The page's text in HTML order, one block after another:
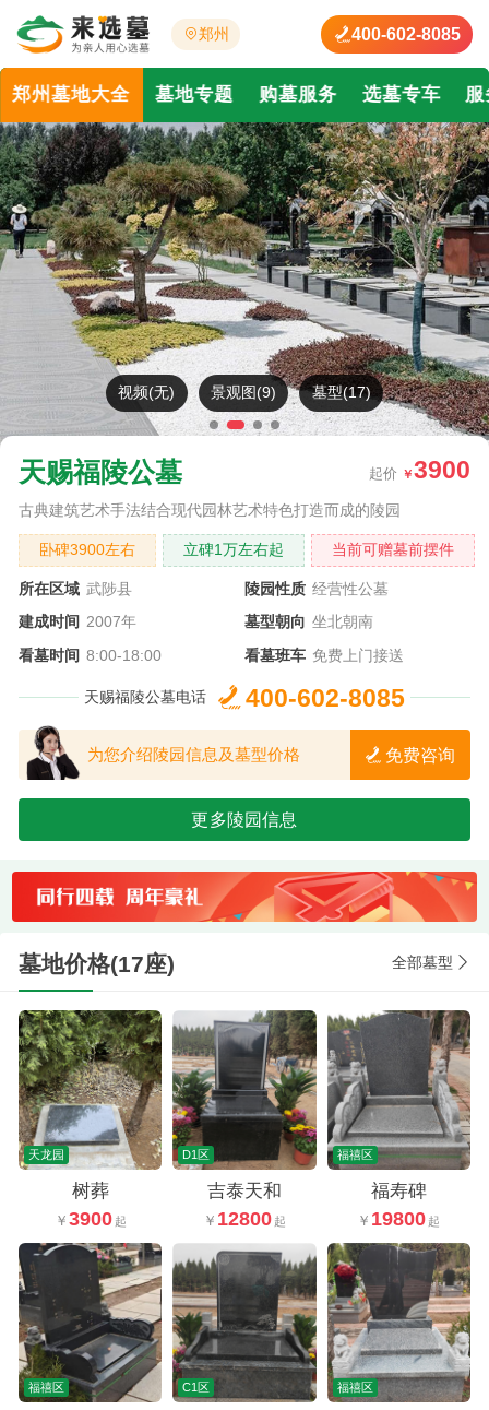
郑州 400-602-8085
郑州墓地大全 墓地专题 购墓服务 选墓专车
视频(无) 景观图(9) 墓型(17)
天赐福陵公墓
古典建筑艺术手法结合现代园林艺术特色打造而成的陵园
起价 3900
卧碑3900左右 立碑1万左右起 当前可赠墓前摆件
所在区域 武陟县 陵园性质 经营性公墓
建成时间 2007年 墓型朝向 坐北朝南
看墓时间 8:00-18:00 看墓班车 免费上门接送
天赐福陵公墓电话 400-602-8085
为您介绍陵园信息及墓型价格 免费咨询
更多陵园信息
墓地价格(17座) 全部墓型
天龙园
树葬
3900
D1区
吉泰天和
12800
福禧区
福寿碑
19800
福禧区 C1区 福禧区